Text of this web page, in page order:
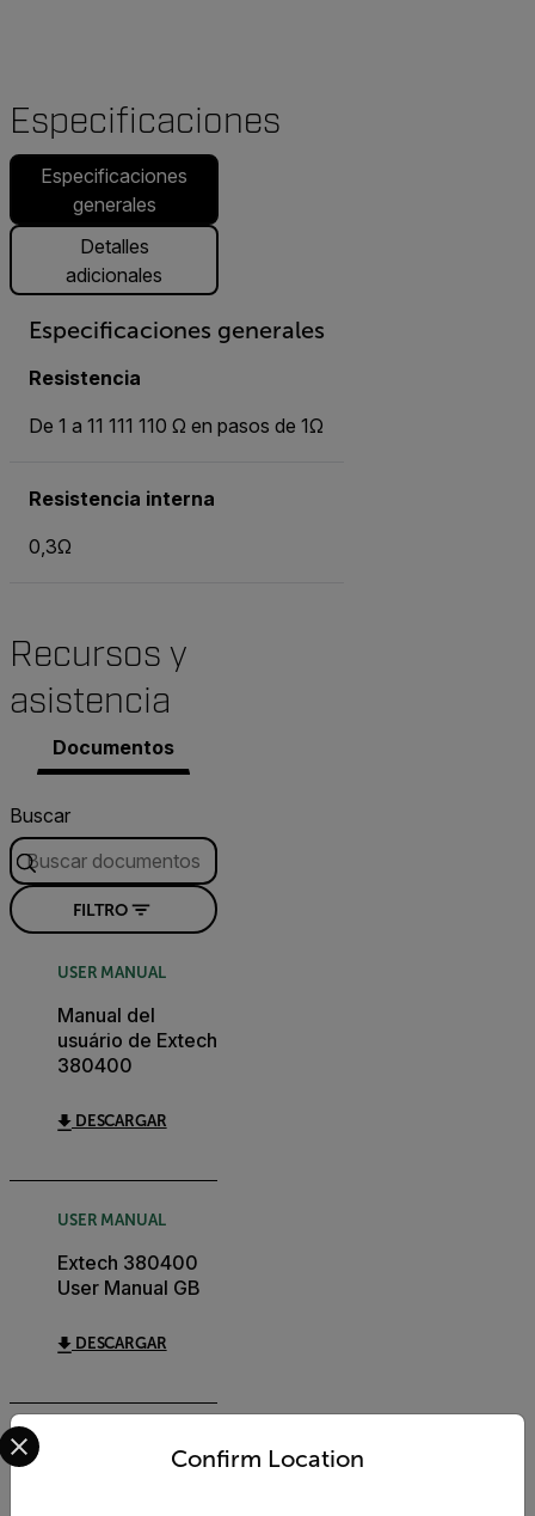
Especificaciones
Especificaciones
generales
Detalles
adicionales
Especificaciones generales
Resistencia
De 1 a 11 111 110 Ω en pasos de 1Ω
Resistencia interna
0,3Ω
Recursos y
asistencia
Documentos
Buscar
FILTRO
USER MANUAL
Manual del
usuário de Extech
380400
DESCARGAR
USER MANUAL
Extech 380400
User Manual GB
DESCARGAR
Confirm Location
Select your preferred country and language from the